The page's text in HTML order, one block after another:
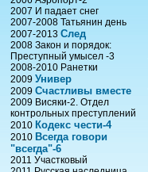
2007 И падает снег
2007-2008 Татьянин день
2007-2013 След
2008 Закон и порядок:
Преступный умысел -3
2008-2010 Ранетки
2009 Универ
2009 Счастливы вместе
2009 Висяки-2. Отдел
контрольных преступлений
2010 Кодекс чести-4
2010 Всегда говори
"всегда"-6
2011 Участковый